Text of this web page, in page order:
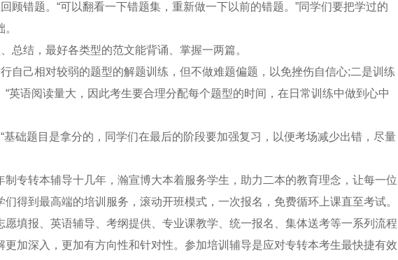
顾错题。“可以翻看一下错题集，重新做一下以前的错题。”同学们要把学过的
。
总结，最好各类型的范文能背诵、掌握一两篇。
自己相对较弱的题型的解题训练，但不做难题偏题，以免挫伤自信心;二是训练
英语阅读量大，因此考生要合理分配每个题型的时间，在日常训练中做到心中
基础题目是拿分的，同学们在最后的阶段要加强复习，以便考场减少出错，尽量
专转本辅导十几年，瀚宣博大本着服务学生，助力二本的教育理念，让每一位
得到最高端的培训服务，滚动开班模式，一次报名，免费循环上课直至考试。
填报、英语辅导、考纲提供、专业课教学、统一报名、集体送考等一系列流程
加深入，更加有方向性和针对性。参加培训辅导是应对专转本考生最快捷有效